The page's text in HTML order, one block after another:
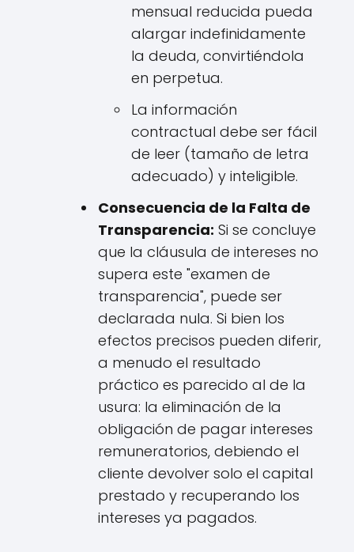
mensual reducida pueda
alargar indefinidamente
la deuda, convirtiéndola
en perpetua.
La información
contractual debe ser fácil
de leer (tamaño de letra
adecuado) y inteligible.
Consecuencia de la Falta de
Transparencia: Si se concluye
que la cláusula de intereses no
supera este "examen de
transparencia", puede ser
declarada nula. Si bien los
efectos precisos pueden diferir,
a menudo el resultado
práctico es parecido al de la
usura: la eliminación de la
obligación de pagar intereses
remuneratorios, debiendo el
cliente devolver solo el capital
prestado y recuperando los
intereses ya pagados.